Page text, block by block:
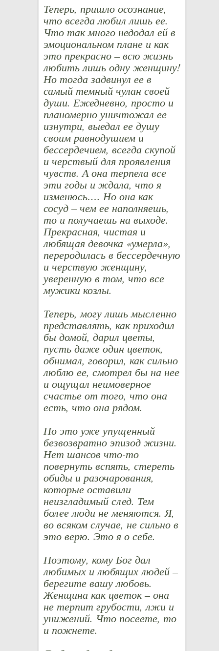
Теперь, пришло осознание,
что всегда любил лишь ее.
Что так много недодал ей в
эмоциональном плане и как
это прекрасно – всю жизнь
любить лишь одну женщину!
Но тогда задвинул ее в
самый темный чулан своей
души. Ежедневно, просто и
планомерно уничтожал ее
изнутри, выедал ее душу
своим равнодушием и
бессердечием, всегда скупой
и черствый для проявления
чувств. А она терпела все
эти годы и ждала, что я
изменюсь…. Но она как
сосуд – чем ее наполняешь,
то и получаешь на выходе.
Прекрасная, чистая и
любящая девочка «умерла»,
переродилась в бессердечную
и черствую женщину,
уверенную в том, что все
мужики козлы.
Теперь, могу лишь мысленно
представлять, как приходил
бы домой, дарил цветы,
пусть даже один цветок,
обнимал, говорил, как сильно
люблю ее, смотрел бы на нее
и ощущал неимоверное
счастье от того, что она
есть, что она рядом.
Но это уже упущенный
безвозвратно эпизод жизни.
Нет шансов что-то
повернуть вспять, стереть
обиды и разочарования,
которые оставили
неизгладимый след. Тем
более люди не меняются. Я,
во всяком случае, не сильно в
это верю. Это я о себе.
Поэтому, кому Бог дал
любимых и любящих людей –
берегите вашу любовь.
Женщина как цветок – она
не терпит грубости, лжи и
унижений. Что посеете, то
и пожнете.